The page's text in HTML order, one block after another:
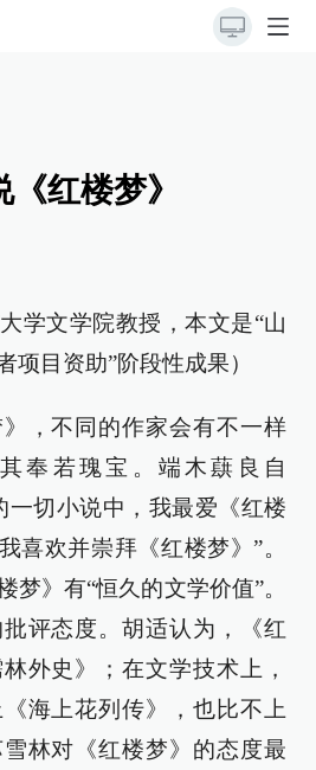
红楼梦》
学文学院教授，本文是“山
项目资助”阶段性成果）
，不同的作家会有不一样
奉若瑰宝。端木蕻良自
一切小说中，我最爱《红楼
喜欢并崇拜《红楼梦》”。
梦》有“恒久的文学价值”。
评态度。胡适认为，《红
外史》；在文学技术上，
《海上花列传》，也比不上
雪林对《红楼梦》的态度最